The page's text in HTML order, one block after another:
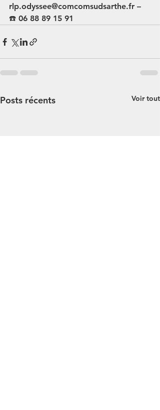
rlp.odyssee@comcomsudsarthe.fr –
☎️ 06 88 89 15 91
Posts récents Voir tout